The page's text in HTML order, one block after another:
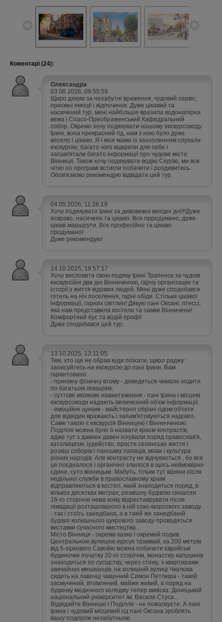
Коментарі (24):
Олександра
03.08.2026, 09:50:59
Щиро дякую за незабутні враження, чудовий сервіс,
приємні емоції і відпочинок. Дуже цікавий та
насичений тур, мені найбільше вразила водонапірна
вежа і Спасо-Преображенський Кафедральний
собор. Окремо хочу подякувати нашому екскурсоводу
Ірині, вона прекрасний гід, нам з нею було дуже
весело і цікаво. Я і моя мама із захопленням слухали
екскурсію, багато чого відкрили для себе і
запам'ятали багато інформації про чудове місто
Вінниця. Також хочу подякувати водію Сергію, ми все
чітко по програмі встигли побачити і роздивитись.
Обов'язково рекомендую відвідати цей тур.
04.05.2026, 11:26:19
Хочу подякувати Ірині за дивовижні вихідні дні!!!Дуже
яскраво, насичено та цікаво. Все прродумано, дуже
цікаві маршрути. Все професійно та цікаво
продумано!
Дуже рекомендую!
14.10.2025, 19:57:17
Хочу висловити свою подяку Ірині Трапенок за чудові
екскурсійні два дні Вінниченою, гарну організацію та
історії з життя відомих людей. Мені дуже сподобався
готель на ніч поселення, гарні обіди. Стільки цікавої
інформації, гарних світлин! Дякую пані Оксані, гітессі,
яка нам представила костели та замки Вінничени!
Комфортний бус та водій профі!
Дуже сподобався цей тур,
13.10.2025, 13:11:05
Тим, хто ще не обрав куди поїхати, щиро раджу:
записуйтесь на екскурсію до пані Ірини. Вам
гарантовано:
- приємну фізичну втому - доведеться чимало ходити
по багатьом локаціям;
- суттєве мозкове навантаження - пані Ірина і місцеві
екскурсоводи надають величезний об'єм інформації;
- емоційне цунамі - майстерно обрані гідом об'єкти
для відвідин вражають і запам'ятовуються надовго.
Саме такою є екскурсія Вінницею і Вінниччиною.
Поділля можна було б назвати краєм контрастів,
адже тут з давних давен існували поряд православ'я,
католицизм, іудейство, просте селянське життя і
розкіш соборів і панських палаців, мова і культура
різних народів. Але контрасту не відчувається , бо все
це поєдналося і органічно злилося в щось неймовірно
єдине, суто вінницьке. Мабуть, тільки тут віряни після
недільної служби в православному храмі
відправляються в костел, який знаходиться поряд, в
кількох десятках метрах; розкішну будівлю синагоги
16-го сторіччя нема кому відреставрувати після
ліквідації розташованого в ній соко-морсового заводу
- так і стоїть занедбана, а в такій же занедбаній
будівлі колишнього цукрового заводу проводяться
виставки сучасного мистецтва...
Місто Вінниця - окрема казка і окремий подив.
Центральною вулицею курсує трамвай, за 200 метрів
від 5-зіркового Савойю можна побачити єврейські
будиночки початку 20-го сторіччя, монастир капуцинів
знаходиться по сусідству, через стінку, з квартирами
звичайних мешканців, на колишній вулиці Чкалова
сидить на лавочці чавунний Симон Петлюра - такий
засмучений, втомлений, майже живий, а поряд на
будинку медичного коледжу тепер вивіска: Донецький
національний університет ім. Василя Стуса...
Відвідайте Вінницю і Поділля - не пожалкуєте. А пані
Ірина і чудовий місцевий гід пані Оксана зроблять
вашу подорож незабутньою.